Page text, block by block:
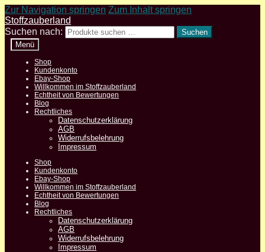
Zur Navigation springen Zum Inhalt springen
Stoffzauberland
Suchen nach:
Suchen
Menü
Shop
Kundenkonto
Ebay-Shop
Willkommen im Stoffzauberland
Echtheit von Bewertungen
Blog
Rechtliches
Datenschutzerklärung
AGB
Widerrufsbelehrung
Impressum
Shop
Kundenkonto
Ebay-Shop
Willkommen im Stoffzauberland
Echtheit von Bewertungen
Blog
Rechtliches
Datenschutzerklärung
AGB
Widerrufsbelehrung
Impressum